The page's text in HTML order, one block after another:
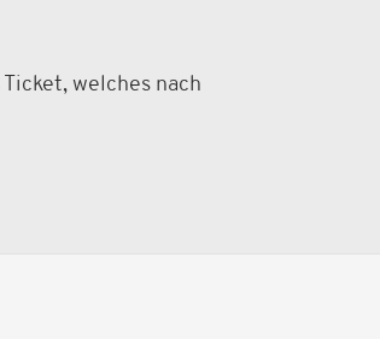
welches nach